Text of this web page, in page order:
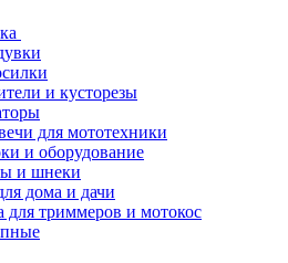
и кусторезы
для мототехники
и оборудование
и шнеки
дома и дачи
для триммеров и мотокос